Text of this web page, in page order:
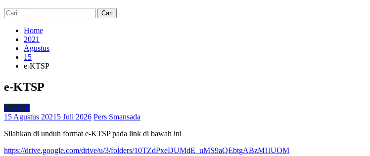
Cari
untuk:
Home
2021
Agustus
15
e-KTSP
e-KTSP
e-KTSP
15 Agustus 2021 5 Juli 2026 Pers Smansada
Silahkan di unduh format e-KTSP pada link di bawah ini
https://drive.google.com/drive/u/3/folders/10TZdPxeDUMdE_uMS9aQEbtgABzM1lUOM